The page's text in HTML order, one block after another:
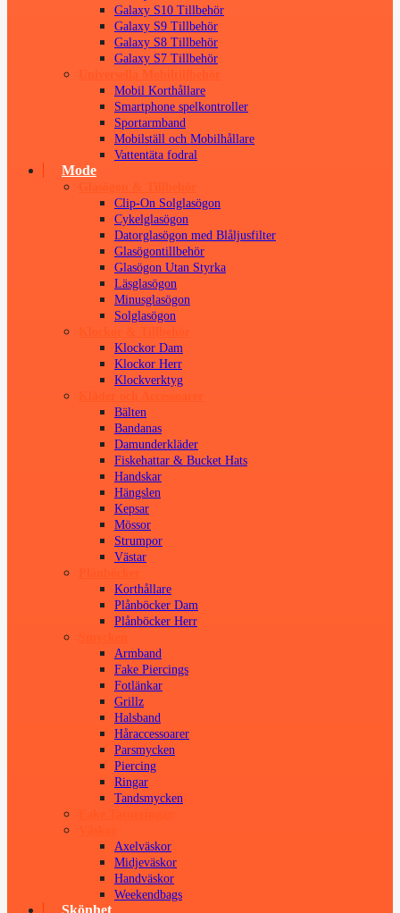
Galaxy S10 Tillbehör
Galaxy S9 Tillbehör
Galaxy S8 Tillbehör
Galaxy S7 Tillbehör
Mobil Korthållare
Smartphone spelkontroller
Sportarmband
Mobilställ och Mobilhållare
Vattentäta fodral
Mode
Clip-On Solglasögon
Cykelglasögon
Datorglasögon med Blåljusfilter
Glasögontillbehör
Glasögon Utan Styrka
Läsglasögon
Minusglasögon
Solglasögon
Klockor Dam
Klockor Herr
Klockverktyg
Bälten
Bandanas
Damunderkläder
Fiskehattar & Bucket Hats
Handskar
Hängslen
Kepsar
Mössor
Strumpor
Västar
Korthållare
Plånböcker Dam
Plånböcker Herr
Armband
Fake Piercings
Fotlänkar
Grillz
Halsband
Håraccessoarer
Parsmycken
Piercing
Ringar
Tandsmycken
Axelväskor
Midjeväskor
Handväskor
Weekendbags
Skönhet